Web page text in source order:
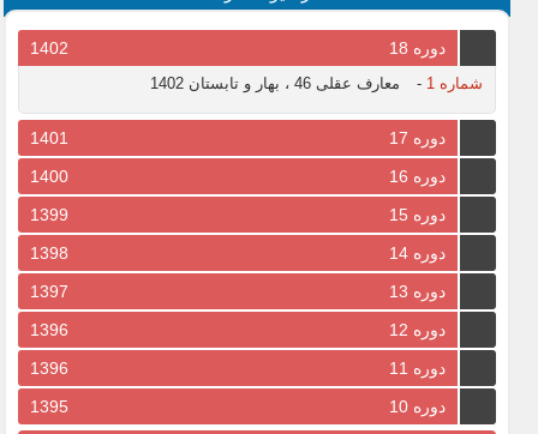
دوره 18 1402
شماره 1 - معارف عقلی 46 ، بهار و تابستان 1402
دوره 17
1401
دوره 16
1400
دوره 15
1399
دوره 14
1398
دوره 13
1397
دوره 12
1396
دوره 11
1396
دوره 10
1395